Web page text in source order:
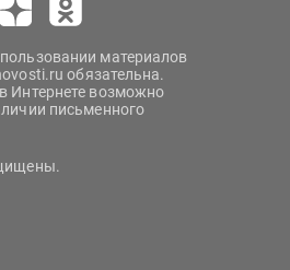
материалов
обязательна.
Интернете возможно
письменного